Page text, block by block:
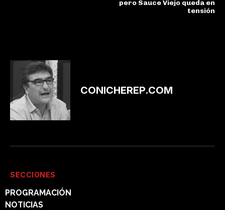
pero Sauce Viejo queda en
tensión
CONICHEREP.COM
SECCIONES
PROGRAMACIÓN
NOTICIAS